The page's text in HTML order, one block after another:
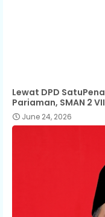
Lewat DPD
Pariaman, SMAN 2
June 24, 2026